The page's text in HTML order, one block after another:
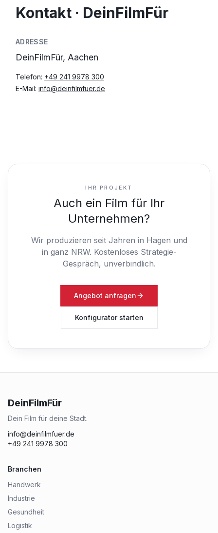
Kontakt · DeinFilmFür
ADRESSE
DeinFilmFür, Aachen
Telefon: +49 241 9978 300
E-Mail: info@deinfilmfuer.de
IHR PROJEKT
Auch ein Film für Ihr
Unternehmen?
Wir produzieren seit Jahren in Hagen und
in ganz NRW. Kostenloses Strategie-
Gespräch, unverbindlich.
Angebot anfragen
Konfigurator starten
DeinFilmFür
Dein Film für deine Stadt.
info@deinfilmfuer.de
+49 241 9978 300
Branchen
Handwerk
Industrie
Gesundheit
Logistik